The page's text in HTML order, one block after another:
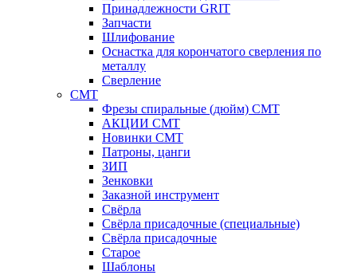
Принадлежности GRIT
Запчасти
Шлифование
Оснастка для корончатого сверления по
металлу
Сверление
CMT
Фрезы спиральные (дюйм) СМТ
АКЦИИ СМТ
Новинки CMT
Патроны, цанги
ЗИП
Зенковки
Заказной инструмент
Свёрла
Свёрла присадочные (специальные)
Свёрла присадочные
Старое
Шаблоны